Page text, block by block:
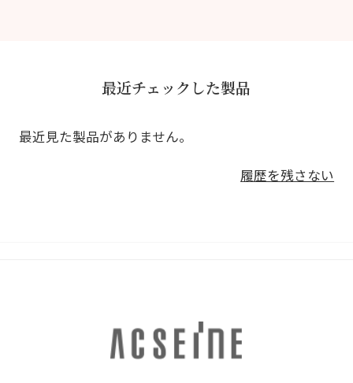
最近チェックした製品
最近見た製品がありません。
履歴を残さない